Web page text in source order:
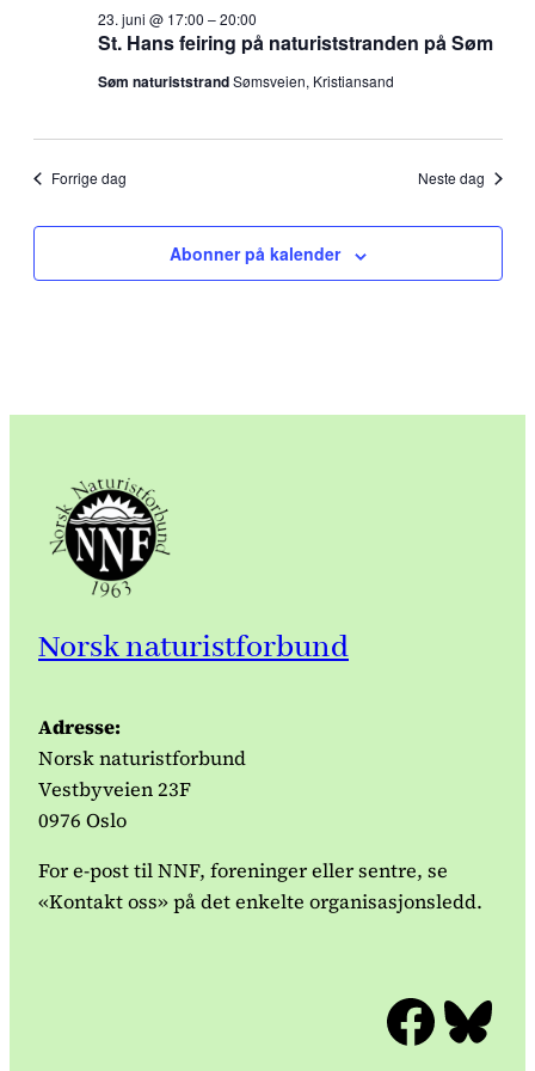
St. Hans feiring på naturiststranden på Søm
23. juni @ 17:00 –20:00
Søm naturiststrandSømsveien, Kristiansand
Forrige dag Neste dag
Abonner på kalender
Norsk naturistforbund
Adresse:
Norsk naturistforbund
Vestbyveien 23F
0976 Oslo
For e-post til NNF, foreninger eller sentre, se
«Kontakt oss» på det enkelte organisasjonsledd.
Facebook Bluesky